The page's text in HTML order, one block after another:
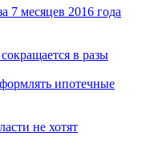
7 месяцев 2016 года
в разы
ипотечные
не хотят